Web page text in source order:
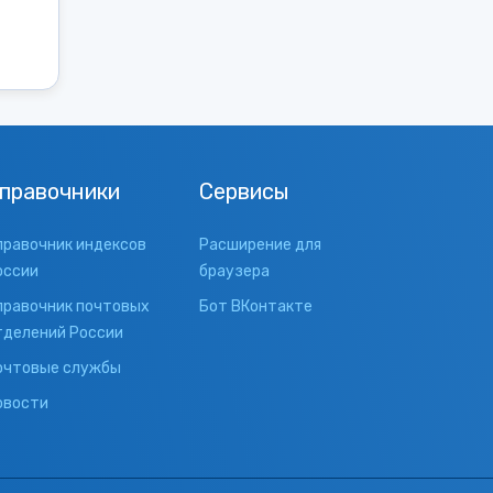
индексов
почтовых
России
службы
Сервисы
Расширение для
браузера
Бот ВКонтакте